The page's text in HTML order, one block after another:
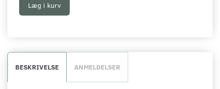
Læg i kurv
BESKRIVELSE ANMELDELSER